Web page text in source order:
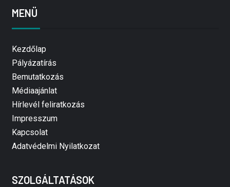
MENÜ
Kezdőlap
Pályázatírás
Bemutatkozás
Médiaajánlat
Hírlevél feliratkozás
Impresszum
Kapcsolat
Adatvédelmi Nyilatkozat
SZOLGÁLTATÁSOK